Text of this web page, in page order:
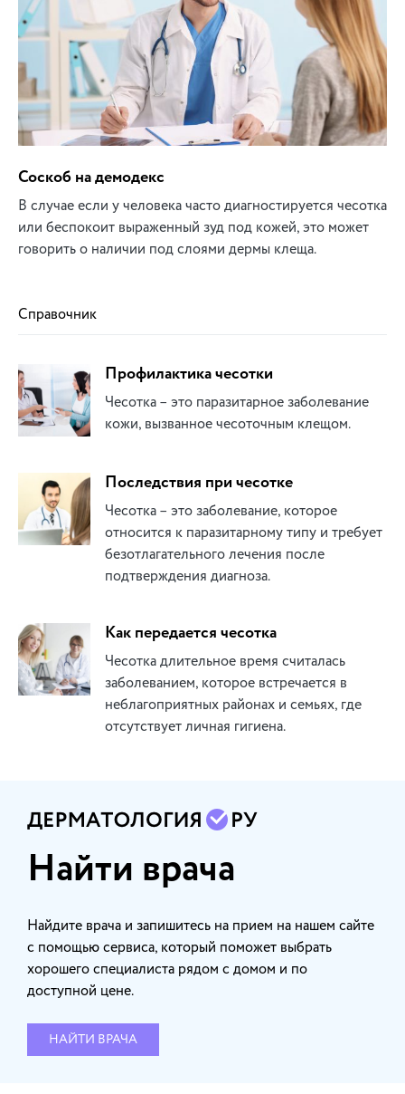
Соскоб на демодекс
В случае если у человека часто диагностируется чесотка
или беспокоит выраженный зуд под кожей, это может
говорить о наличии под слоями дермы клеща.
Справочник
Профилактика чесотки
Чесотка – это паразитарное заболевание
кожи, вызванное чесоточным клещом.
Последствия при чесотке
Чесотка – это заболевание, которое
относится к паразитарному типу и требует
безотлагательного лечения после
подтверждения диагноза.
Как передается чесотка
Чесотка длительное время считалась
заболеванием, которое встречается в
неблагоприятных районах и семьях, где
отсутствует личная гигиена.
Найти врача
Найдите врача и запишитесь на прием на нашем сайте
с помощью сервиса, который поможет выбрать
хорошего специалиста рядом с домом и по
доступной цене.
НАЙТИ ВРАЧА